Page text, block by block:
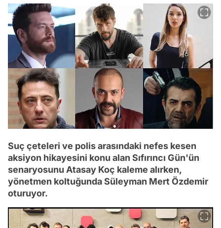
Suç çeteleri ve polis arasındaki nefes kesen
aksiyon hikayesini konu alan Sıfırıncı Gün'ün
senaryosunu Atasay Koç kaleme alırken,
yönetmen koltuğunda Süleyman Mert Özdemir
oturuyor.